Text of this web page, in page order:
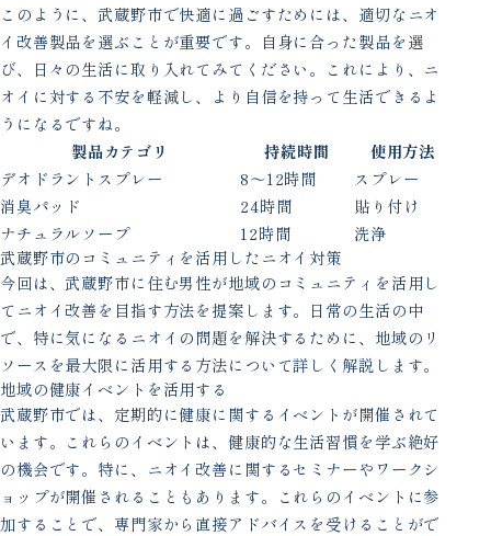
このように、武蔵野市で快適に過ごすためには、適切なニオ
イ改善製品を選ぶことが重要です。自身に合った製品を選
び、日々の生活に取り入れてみてください。これにより、ニ
オイに対する不安を軽減し、より自信を持って生活できるよ
うになるですね。
製品カテゴリ
持続時間
使用方法
デオドラントスプレー
8〜12時間
スプレー
消臭パッド
24時間
貼り付け
ナチュラルソープ
12時間
洗浄
武蔵野市のコミュニティを活用したニオイ対策
今回は、武蔵野市に住む男性が地域のコミュニティを活用し
てニオイ改善を目指す方法を提案します。日常の生活の中
で、特に気になるニオイの問題を解決するために、地域のリ
ソースを最大限に活用する方法について詳しく解説します。
地域の健康イベントを活用する
武蔵野市では、定期的に健康に関するイベントが開催されて
います。これらのイベントは、健康的な生活習慣を学ぶ絶好
の機会です。特に、ニオイ改善に関するセミナーやワークシ
ョップが開催されることもあります。これらのイベントに参
加することで、専門家から直接アドバイスを受けることがで